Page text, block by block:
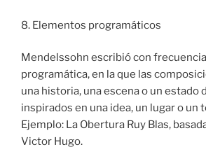
8. Elementos programáticos
Mendelssohn escribió con
programática, en la que las
una historia, una escena o un estado
inspirados en una idea, un lugar o un
Ejemplo: La Obertura Ruy Blas,
Victor Hugo.